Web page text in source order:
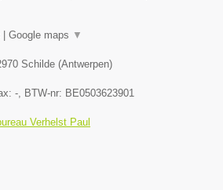
| Google maps ▼
Schilde (Antwerpen)
- , BTW-nr: BE0503623901
Verhelst Paul